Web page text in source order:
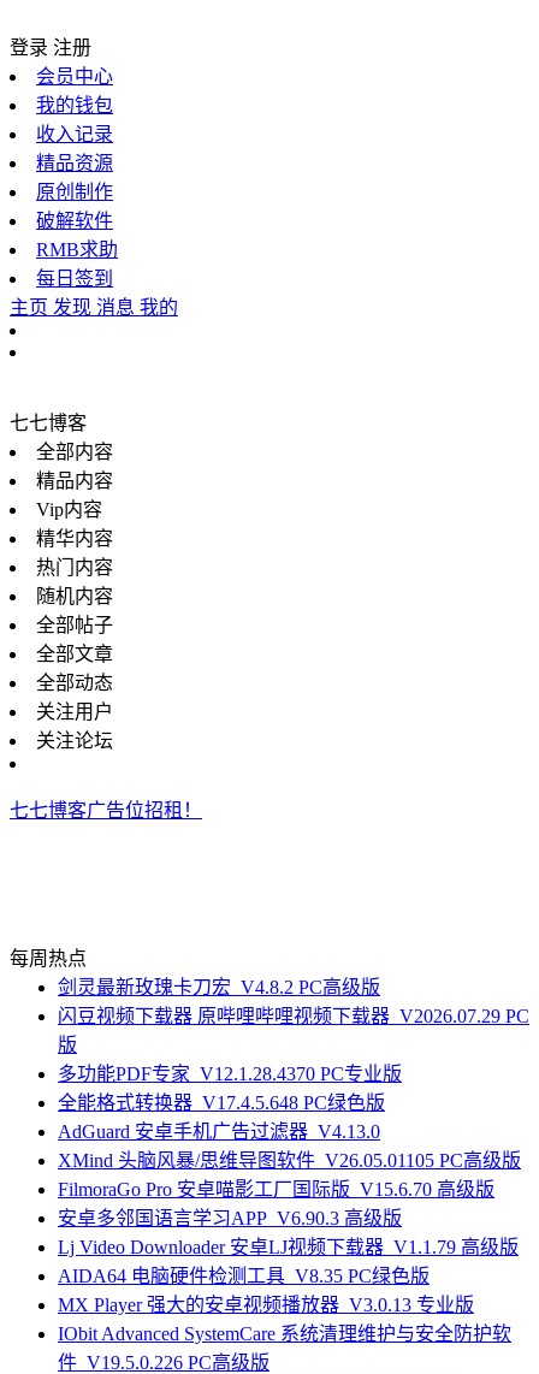
登录 注册
会员中心
我的钱包
收入记录
精品资源
原创制作
破解软件
RMB求助
每日签到
主页 发现 消息 我的
七七博客
全部内容
精品内容
Vip内容
精华内容
热门内容
随机内容
全部帖子
全部文章
全部动态
关注用户
关注论坛
七七博客广告位招租！
每周热点
剑灵最新玫瑰卡刀宏_V4.8.2 PC高级版
闪豆视频下载器 原哔哩哔哩视频下载器_V2026.07.29 PC
版
多功能PDF专家_V12.1.28.4370 PC专业版
全能格式转换器_V17.4.5.648 PC绿色版
AdGuard 安卓手机广告过滤器_V4.13.0
XMind 头脑风暴/思维导图软件_V26.05.01105 PC高级版
FilmoraGo Pro 安卓喵影工厂国际版_V15.6.70 高级版
安卓多邻国语言学习APP_V6.90.3 高级版
Lj Video Downloader 安卓LJ视频下载器_V1.1.79 高级版
AIDA64 电脑硬件检测工具_V8.35 PC绿色版
MX Player 强大的安卓视频播放器_V3.0.13 专业版
IObit Advanced SystemCare 系统清理维护与安全防护软
件_V19.5.0.226 PC高级版